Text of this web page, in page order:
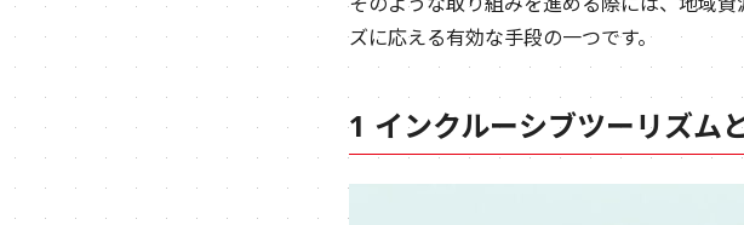
ズに応える有効な手段の一つです。
1 インクルーシブツーリズム